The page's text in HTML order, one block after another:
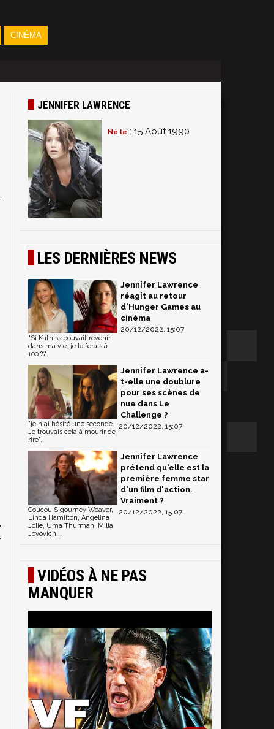
CINÉMA
JENNIFER LAWRENCE
Né le : 15 Août 1990
LES DERNIÈRES NEWS
Jennifer Lawrence
réagit au retour
d'Hunger Games au
cinéma
20/12/2022, 15:07
"Si Katniss pouvait revenir
dans ma vie, je le ferais à
100 %".
Jennifer Lawrence a-
t-elle une doublure
pour ses scènes de
nue dans Le
Challenge ?
20/12/2022, 15:07
"je n'ai hésité une seconde.
Je trouvais cela à mourir de
rire".
Jennifer Lawrence
prétend qu'elle est la
première femme star
d'un film d'action.
Vraiment ?
20/12/2022, 15:07
Coucou Sigourney Weaver,
Linda Hamilton, Angelina
Jolie, Uma Thurman, Milla
Jovovich...
VIDÉOS À NE PAS
MANQUER